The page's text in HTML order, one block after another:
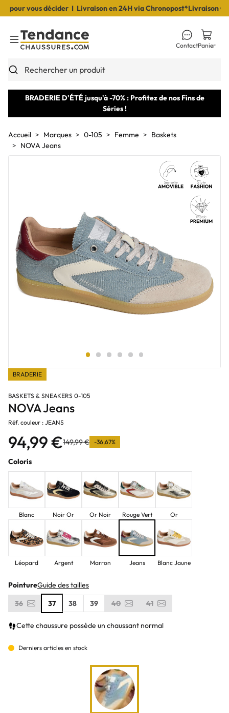
pour vous décider I Livraison en 24H via Chronopost*Livraison
Toggle Menu
Rechercher un produit
ContactPanier
BRADERIE D'ÉTÉ jusqu'à -70% : Profitez de nos Fins de
Séries !
Accueil Marques 0-105 Femme
Baskets
NOVA Jeans
BRADERIE
BASKETS & SNEAKERS 0-105
NOVA Jeans
Réf. couleur : JEANS
94,99 €149,99 € -36,67%
Coloris
Blanc Noir Or Or Noir Rouge Vert Or
Léopard Argent Marron Jeans Blanc Jaune
PointureGuide des tailles
36
37 38 39 40 41
Cette chaussure possède un chaussant normal
Derniers articles en stock